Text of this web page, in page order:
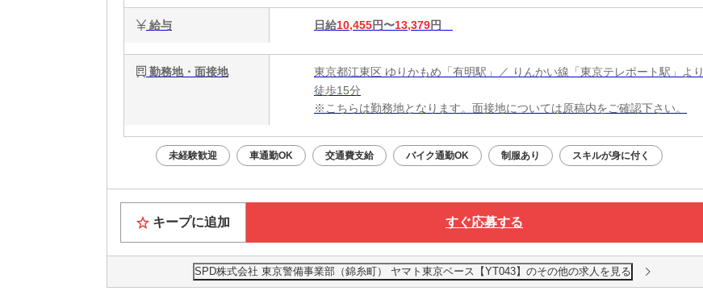
給与 日給10,455円〜13,379円
勤務地・面接地
東京都江東区 ゆりかもめ「有明駅」／ りんかい線「東京テレポート駅」より
徒歩15分
※こちらは勤務地となります。面接地については原稿内をご確認下さい。
未経験歓迎 車通勤OK 交通費支給 バイク通勤OK 制服あり スキルが身に付く
キープに追加 すぐ応募する
SPD株式会社 東京警備事業部（錦糸町） ヤマト東京ベース【YT043】のその他の求人を見る